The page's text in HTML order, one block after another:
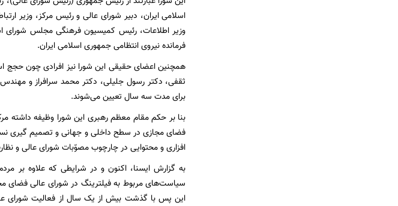
اسلامی ایران، دبیر شورای عالی و رئیس مرکز، وزیر
وزیر اطلاعات، رئیس کمیسیون فرهنگی مجلس شورای
فرمانده نیروی انتظامی جمهوری اسلامی ایران.
همچنین اعضای حقیقی این شورا نیز افرادی چون حجج
ثقفی، دکتر رسول جلیلی، دکتر محمد سرافراز و
برای مدت سه سال تعیین می‌شوند.
بنا بر حکم مقام معظم رهبری این شورا وظیفه داشته
فضای مجازی در سطح داخلی و جهانی و تصمیم گیری
افزاری و محتوایی در چارچوب مصوّبات شورای عالی و
به گزارش ایسنا، اکنون و در شرایطی که علاوه بر
سیاست‌های مربوط به فیلترینگ در شورای عالی فضای
این پس با گذشت بیش از یک سال از فعالیت شورای